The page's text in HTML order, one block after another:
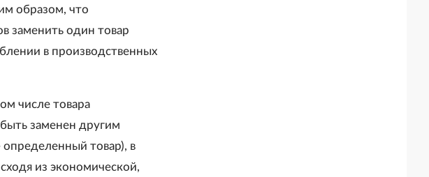
образом, что
заменить один товар
в производственных
числе товара
заменен другим
товар), в
из экономической,